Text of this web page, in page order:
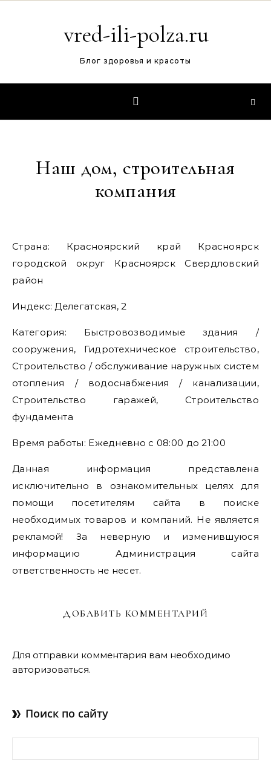
vred-ili-polza.ru
Блог здоровья и красоты
Наш дом, строительная
компания
Страна: Красноярский край Красноярск
городской округ Красноярск Свердловский
район
Индекс: Делегатская, 2
Категория: Быстровозводимые здания /
сооружения, Гидротехническое строительство,
Строительство / обслуживание наружных систем
отопления / водоснабжения / канализации,
Строительство гаражей, Строительство
фундамента
Время работы: Ежедневно с 08:00 до 21:00
Данная информация представлена
исключительно в ознакомительных целях для
помощи посетителям сайта в поиске
необходимых товаров и компаний. Не является
рекламой! За неверную и изменившуюся
информацию Администрация сайта
ответственность не несет.
ДОБАВИТЬ КОММЕНТАРИЙ
Для отправки комментария вам необходимо
авторизоваться.
Поиск по сайту